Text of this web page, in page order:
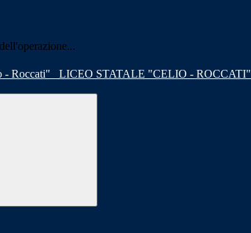
LICEO STATALE "CELIO - ROCCATI"